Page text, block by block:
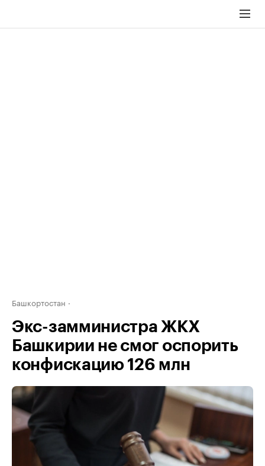
Башкортостан
Экс-замминистра ЖКХ
Башкирии не смог оспорить
конфискацию 126 млн